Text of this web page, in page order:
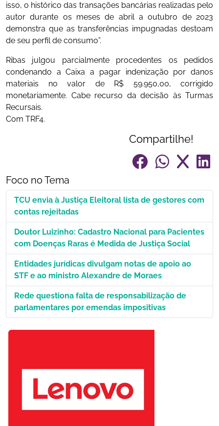
isso, o histórico das transações bancárias realizadas pelo
autor durante os meses de abril a outubro de 2023
demonstra que as transferências impugnadas destoam
de seu perfil de consumo”.
Ribas julgou parcialmente procedentes os pedidos
condenando a Caixa a pagar indenização por danos
materiais no valor de R$ 59.950,00, corrigido
monetariamente. Cabe recurso da decisão às Turmas
Recursais.
Com TRF4.
Compartilhe!
Foco no Tema
TCU envia à Justiça Eleitoral lista de gestores com
contas rejeitadas
Doutor Luizinho: Cadastro Nacional para Pacientes
com Doenças Raras é Medida de Justiça Social
Entidades jurídicas divulgam notas de apoio ao
STF e ao ministro Alexandre de Moraes
Rede questiona falta de responsabilização de
parlamentares por emendas impositivas